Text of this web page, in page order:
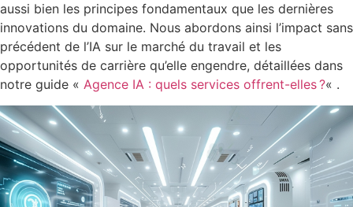
aussi bien les principes fondamentaux que les dernières
innovations du domaine. Nous abordons ainsi l’impact sans
précédent de l’IA sur le marché du travail et les
opportunités de carrière qu’elle engendre, détaillées dans
notre guide « Agence IA : quels services offrent-elles ?« .